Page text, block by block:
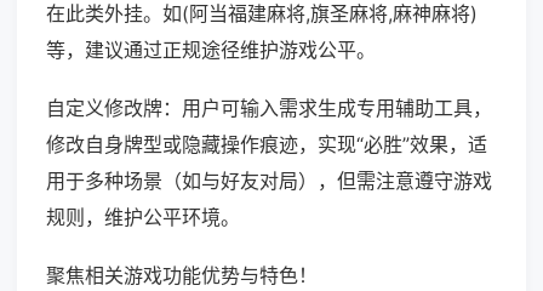
在此类外挂。如(阿当福建麻将,旗圣麻将,麻神麻将)
等，建议通过正规途径维护游戏公平。
自定义修改牌：用户可输入需求生成专用辅助工具，
修改自身牌型或隐藏操作痕迹，实现“必胜”效果，适
用于多种场景（如与好友对局），但需注意遵守游戏
规则，维护公平环境。
聚焦相关游戏功能优势与特色！